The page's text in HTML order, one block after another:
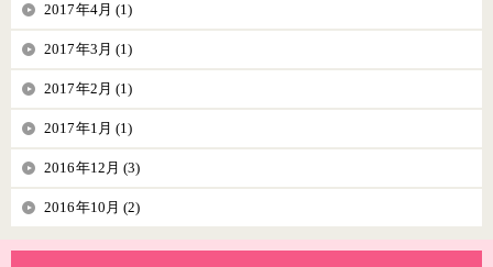
2017年4月 (1)
2017年3月 (1)
2017年2月 (1)
2017年1月 (1)
2016年12月 (3)
2016年10月 (2)